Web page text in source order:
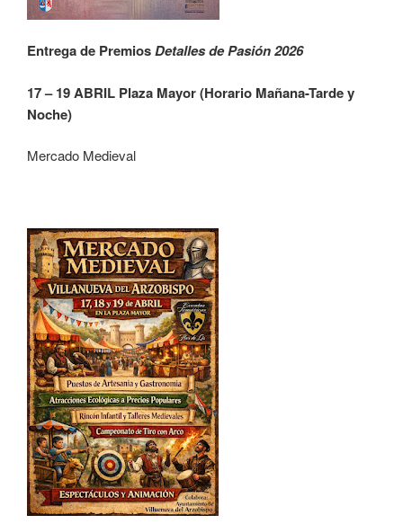
Entrega de PremiosDetalles de Pasión 2026
17 – 19 ABRIL Plaza Mayor (Horario Mañana-Tarde y
Noche)
Mercado Medieval